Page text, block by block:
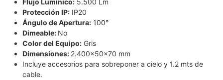
Flujo Lumínico: 5.500 Lm
Protección IP: IP20
Ángulo de Apertura: 100°
Dimeable: No
Color del Equipo: Gris
Dimensiones: 2.400x50x70 mm
Incluye accesorios para sobreponer a cielo y 1.2 mts de
cable.